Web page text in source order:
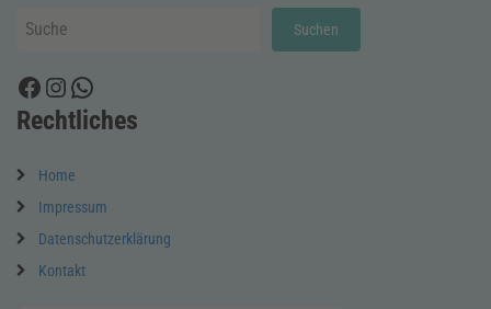
Suchen
Suchen
Facebook
Instagram
WhatsApp
Rechtliches
Home
Impressum
Datenschutzerklärung
Kontakt